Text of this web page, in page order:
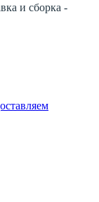
и сборка -